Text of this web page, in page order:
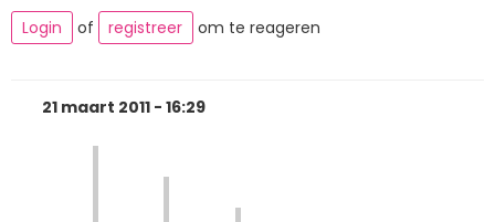
Login
of registreer om te reageren
21 maart 2011 - 16:29